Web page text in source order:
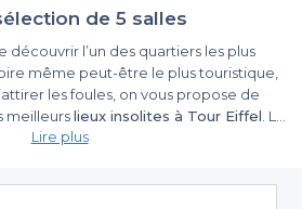
de 5 salles
découvrir l’un des quartiers les plus
même peut-être le plus touristique,
les foules, on vous propose de
meilleurslieux insolites à Tour Eiffel . La
celle qui vous séduit jour après jour,
parle de la ville Lumière, celle dont les
qui tient la dragée haute à la baguette
Lire plus